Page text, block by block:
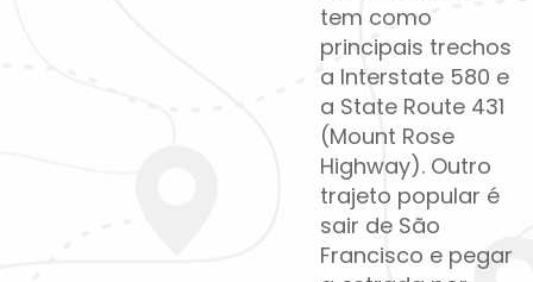
tem como
principais trechos
a Interstate 580 e
a State Route 431
(Mount Rose
Highway). Outro
trajeto popular é
sair de São
Francisco e pegar